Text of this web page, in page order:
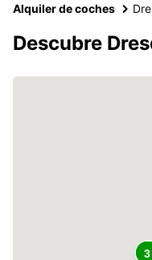
Alquiler de coches
Descubre
3